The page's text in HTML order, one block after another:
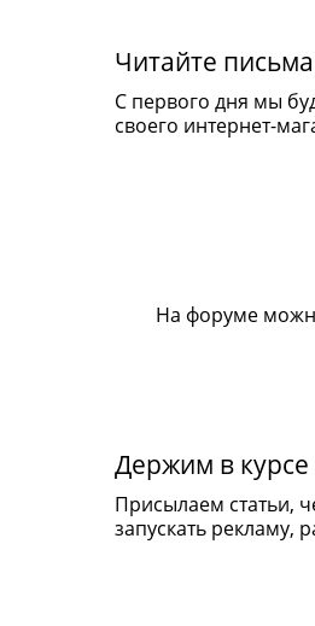
Читайте
С первого дня мы
своего интернет-
На форуме
Держим в курсе
Присылаем статьи,
запускать рекламу,